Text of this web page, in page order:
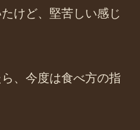
けど、堅苦しい感じ
、今度は食べ方の指